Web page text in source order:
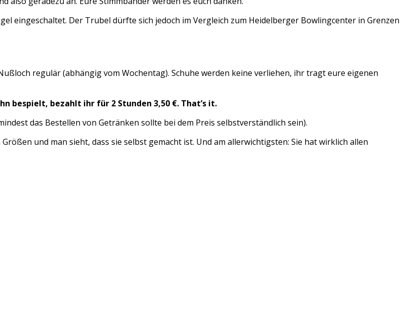
eingeschaltet. Der Trubel dürfte sich jedoch im Vergleich zum Heidelberger Bowlingcenter in Grenzen
regulär (abhängig vom Wochentag). Schuhe werden keine verliehen, ihr tragt eure eigenen
bespielt, bezahlt ihr für 2 Stunden 3,50 €. That’s it.
das Bestellen von Getränken sollte bei dem Preis selbstverständlich sein).
und man sieht, dass sie selbst gemacht ist. Und am allerwichtigsten: Sie hat wirklich allen